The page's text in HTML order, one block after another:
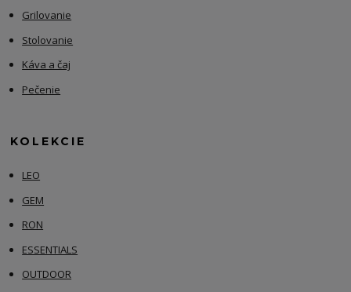
Grilovanie
Stolovanie
Káva a čaj
Pečenie
KOLEKCIE
LEO
GEM
RON
ESSENTIALS
OUTDOOR